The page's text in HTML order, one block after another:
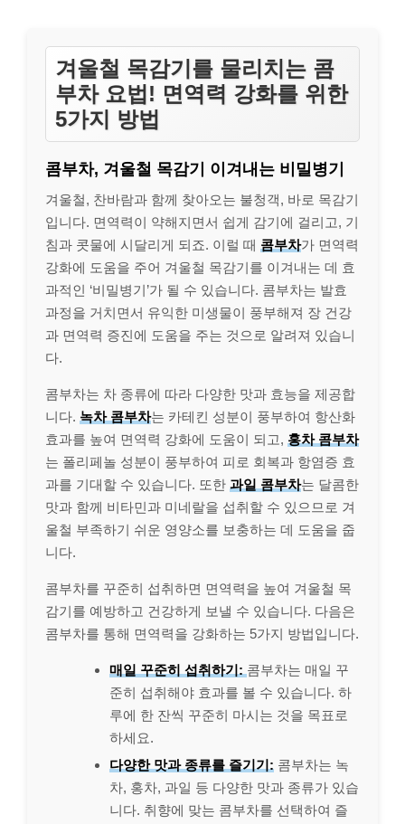
겨울철 목감기를 물리치는 콤
부차 요법! 면역력 강화를 위한
5가지 방법
콤부차, 겨울철 목감기 이겨내는 비밀병기
겨울철, 찬바람과 함께 찾아오는 불청객, 바로 목감기
입니다. 면역력이 약해지면서 쉽게 감기에 걸리고, 기
침과 콧물에 시달리게 되죠. 이럴 때 콤부차가 면역력
강화에 도움을 주어 겨울철 목감기를 이겨내는 데 효
과적인 ‘비밀병기’가 될 수 있습니다. 콤부차는 발효
과정을 거치면서 유익한 미생물이 풍부해져 장 건강
과 면역력 증진에 도움을 주는 것으로 알려져 있습니
다.
콤부차는 차 종류에 따라 다양한 맛과 효능을 제공합
니다. 녹차 콤부차는 카테킨 성분이 풍부하여 항산화
효과를 높여 면역력 강화에 도움이 되고, 홍차 콤부차
는 폴리페놀 성분이 풍부하여 피로 회복과 항염증 효
과를 기대할 수 있습니다. 또한 과일 콤부차는 달콤한
맛과 함께 비타민과 미네랄을 섭취할 수 있으므로 겨
울철 부족하기 쉬운 영양소를 보충하는 데 도움을 줍
니다.
콤부차를 꾸준히 섭취하면 면역력을 높여 겨울철 목
감기를 예방하고 건강하게 보낼 수 있습니다. 다음은
콤부차를 통해 면역력을 강화하는 5가지 방법입니다.
매일 꾸준히 섭취하기: 콤부차는 매일 꾸
준히 섭취해야 효과를 볼 수 있습니다. 하
루에 한 잔씩 꾸준히 마시는 것을 목표로
하세요.
다양한 맛과 종류를 즐기기: 콤부차는 녹
차, 홍차, 과일 등 다양한 맛과 종류가 있습
니다. 취향에 맞는 콤부차를 선택하여 즐